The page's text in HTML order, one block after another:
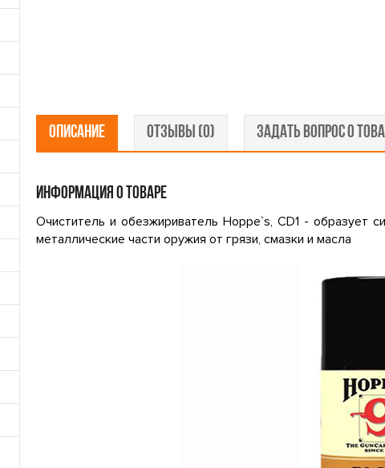
ОПИСАНИЕ ОТЗЫВЫ (0) ЗАДАТЬ ВОПРОС О
ИНФОРМАЦИЯ О ТОВАРЕ
Очиститель и обезжириватель Hoppe`s, CD1 - образует
металлические части оружия от грязи, смазки и масла